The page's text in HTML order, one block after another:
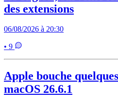
des extensions
06/08/2026 à 20:30
• 9
Apple bouche
macOS 26.6.1